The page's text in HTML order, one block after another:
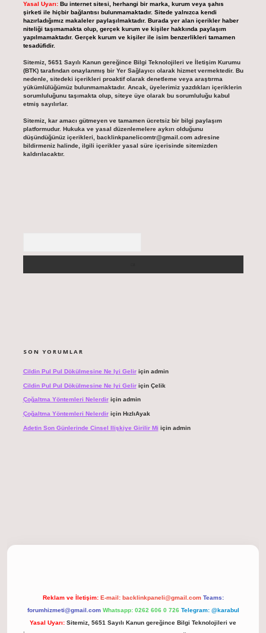
Yasal Uyarı: Bu internet sitesi, herhangi bir marka, kurum veya şahıs
şirketi ile hiçbir bağlantısı bulunmamaktadır. Sitede yalnızca kendi
hazırladığımız makaleler paylaşılmaktadır. Burada yer alan içerikler haber
niteliği taşımamakta olup, gerçek kurum ve kişiler hakkında paylaşım
yapılmamaktadır. Gerçek kurum ve kişiler ile isim benzerlikleri tamamen
tesadüfidir.
Sitemiz, 5651 Sayılı Kanun gereğince Bilgi Teknolojileri ve İletişim Kurumu
(BTK) tarafından onaylanmış bir Yer Sağlayıcı olarak hizmet vermektedir. Bu
nedenle, sitedeki içerikleri proaktif olarak denetleme veya araştırma
yükümlülüğümüz bulunmamaktadır. Ancak, üyelerimiz yazdıkları içeriklerin
sorumluluğunu taşımakta olup, siteye üye olarak bu sorumluluğu kabul
etmiş sayılırlar.
Sitemiz, kar amacı gütmeyen ve tamamen ücretsiz bir bilgi paylaşım
platformudur. Hukuka ve yasal düzenlemelere aykırı olduğunu
düşündüğünüz içerikleri, backlinkpanelicomtr@gmail.comadresine
bildirmeniz halinde, ilgili içerikler yasal süre içerisinde sitemizden
kaldırılacaktır.
SON YORUMLAR
Cildin Pul Pul Dökülmesine Ne Iyi Geliriçin admin
Cildin Pul Pul Dökülmesine Ne Iyi Geliriçin Çelik
Çoğaltma Yöntemleri Nelerdiriçin admin
Çoğaltma Yöntemleri Nelerdiriçin HızlıAyak
Adetin Son Günlerinde Cinsel Ilişkiye Girilir Mi için admin
Reklam ve İletişim: E-mail: backlinkpaneli@gmail.com Teams:
forumhizmeti@gmail.com Whatsapp: 0262 606 0 726 Telegram: @karabul
Yasal Uyarı: Sitemiz, 5651 Sayılı Kanun gereğince Bilgi Teknolojileri ve